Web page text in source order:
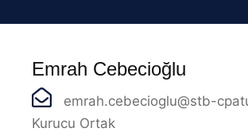
Emrah Cebecioğlu
emrah.cebecioglu@stb-
Kurucu Ortak